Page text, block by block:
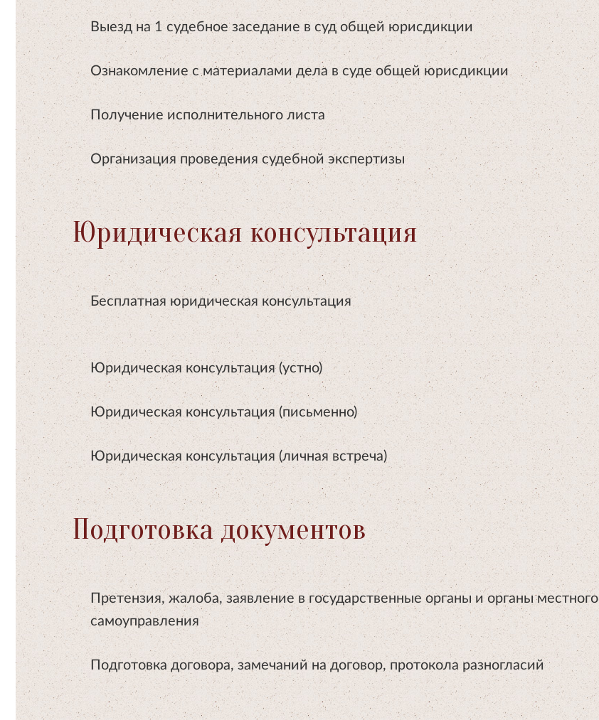
Выезд на 1 судебное заседание в суд общей юрисдикции
Ознакомление с материалами дела в суде общей юрисдикции
Получение исполнительного листа
Организация проведения судебной экспертизы
Юридическая консультация
Бесплатная юридическая консультация
Юридическая консультация (устно)
Юридическая консультация (письменно)
Юридическая консультация (личная встреча)
Подготовка документов
Претензия, жалоба, заявление в государственные органы и органы местного
самоуправления
Подготовка договора, замечаний на договор, протокола разногласий